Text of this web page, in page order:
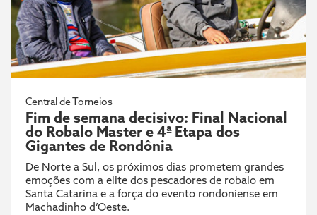
Central de Torneios
Fim de semana decisivo: Final Nacional
do Robalo Master e 4ª Etapa dos
Gigantes de Rondônia
De Norte a Sul, os próximos dias prometem grandes
emoções com a elite dos pescadores de robalo em
Santa Catarina e a força do evento rondoniense em
Machadinho d’Oeste.